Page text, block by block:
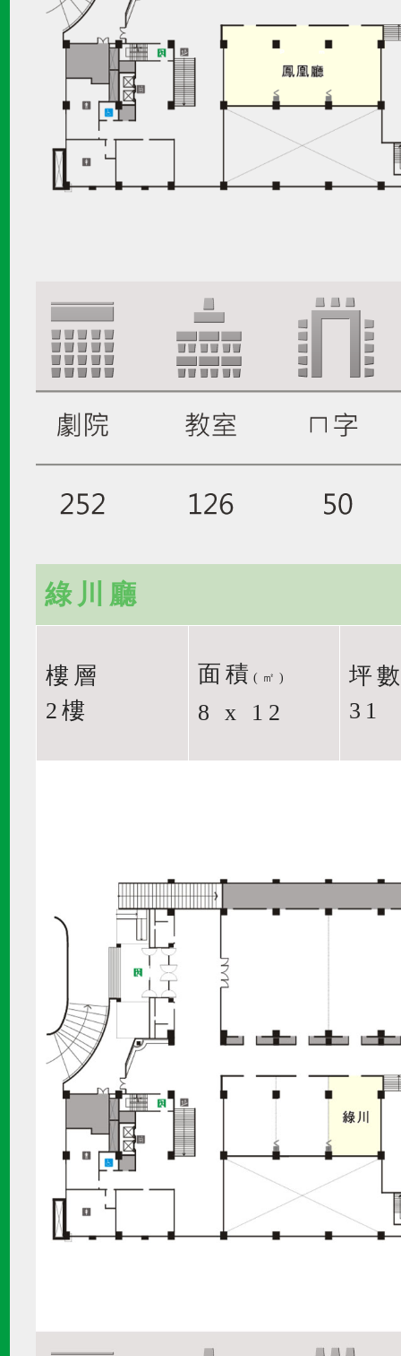
綠川廳
樓層
2樓
面積 (㎡)
8 x 12
坪
31